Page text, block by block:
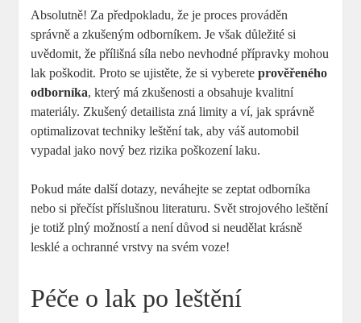
Absolutně! Za předpokladu, že ‌je proces prováděn
správně a zkušeným odborníkem. Je však důležité si
⁣uvědomit, že přílišná​ síla ⁢nebo nevhodné přípravky mohou
lak poškodit. Proto se ujistěte,⁤ že ​si vyberete​prověřeného
odborníka, který má‍ zkušenosti⁤ a ⁣obsahuje kvalitní‍
materiály. ​Zkušený​ detailista zná limity a ví, jak správně
optimalizovat techniky ‌leštění‍ tak, aby váš automobil
‌vypadal jako nový bez ​rizika⁣ poškození laku.
Pokud máte další dotazy, neváhejte se zeptat odborníka
nebo si přečíst příslušnou literaturu. Svět ‍strojového leštění
je totiž plný možností a není ⁣důvod⁣ si neudělat krásně
lesklé a ochranné vrstvy na svém‌ voze!
Péče o lak po leštění